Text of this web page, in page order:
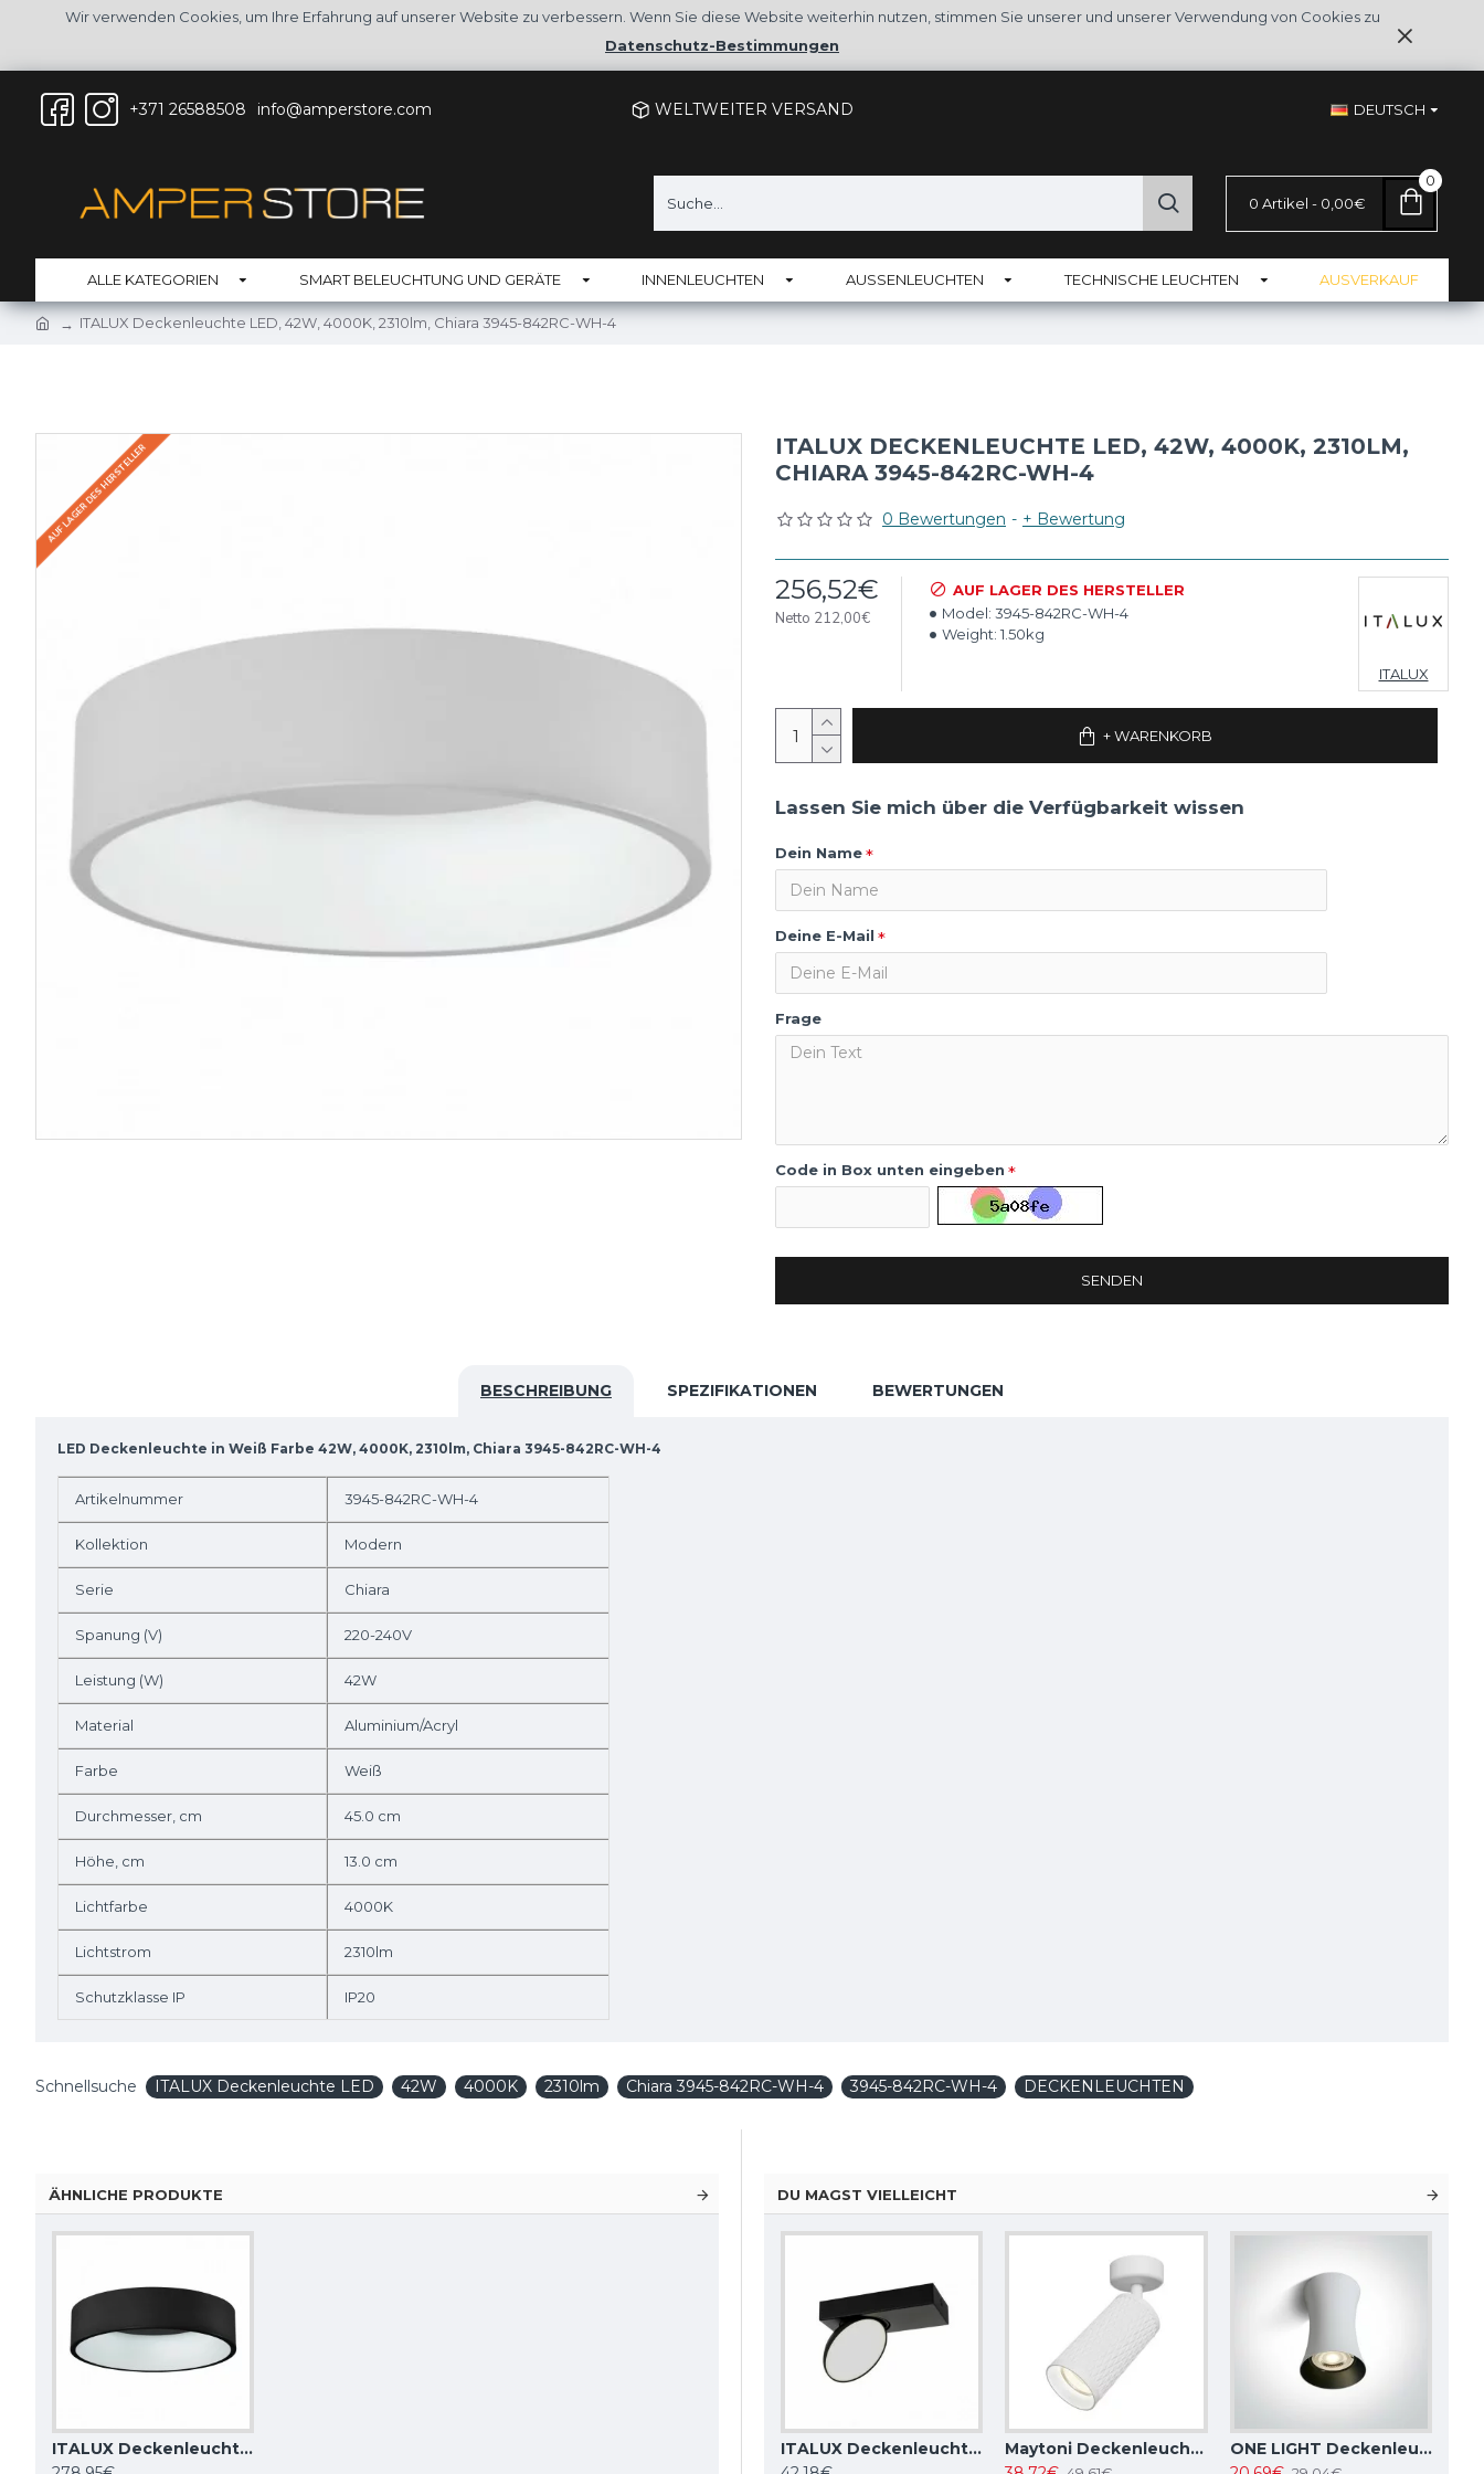
Wir verwenden Cookies, um Ihre Erfahrung auf unserer Website zu verbessern. Wenn Sie diese Website weiterhin nutzen, stimmen Sie unserer und unserer Verwendung von Cookies zu
Datenschutz-Bestimmungen
+371 26588508 info@amperstore.com WELTWEITER VERSAND DEUTSCH
0 Artikel - 0,00€
0
ALLE KATEGORIEN SMART BELEUCHTUNG UND GERÄTE INNENLEUCHTEN AUSSENLEUCHTEN TECHNISCHE LEUCHTEN AUSVERKAUF
ITALUX Deckenleuchte LED, 42W, 4000K, 2310lm, Chiara 3945-842RC-WH-4
AUF LAGER DES HERSTELLER
ITALUX DECKENLEUCHTE LED, 42W, 4000K, 2310LM,
CHIARA 3945-842RC-WH-4
0 Bewertungen - + Bewertung
256,52€
Netto 212,00€
AUF LAGER DES HERSTELLER
Model: 3945-842RC-WH-4
Weight: 1.50kg
ITALUX
+ WARENKORB
Lassen Sie mich über die Verfügbarkeit wissen
Dein Name
Deine E-Mail
Frage
Code in Box unten eingeben
SENDEN
BESCHREIBUNG SPEZIFIKATIONEN BEWERTUNGEN
LED Deckenleuchte in Weiß Farbe 42W, 4000K, 2310lm, Chiara 3945-842RC-WH-4
Artikelnummer 3945-842RC-WH-4
Kollektion Modern
Serie Chiara
Spanung (V) 220-240V
Leistung (W) 42W
Material Aluminium/Acryl
Farbe Weiß
Durchmesser, cm 45.0 cm
Höhe, cm 13.0 cm
Lichtfarbe 4000K
Lichtstrom 2310lm
Schutzklasse IP IP20
Schnellsuche ITALUX Deckenleuchte LED 42W 4000K 2310lm Chiara 3945-842RC-WH-4 3945-842RC-WH-4 DECKENLEUCHTEN
ÄHNLICHE PRODUKTE
ITALUX Deckenleuchte LED, 42W, 4000K, 2310lm, Chiara 3945-842RC-BK-4
DU MAGST VIELLEICHT
ITALUX Deckenleuchte LED, 5W, 4000K, 380lm, Castelio SPL-31976-1B-BK
Maytoni Deckenleuchte, spot 50W, GU10, IP20, Focus Design C034CL-01W
ONE LIGHT Deckenleuchte 10W, GU10, IP20, 12105F/W